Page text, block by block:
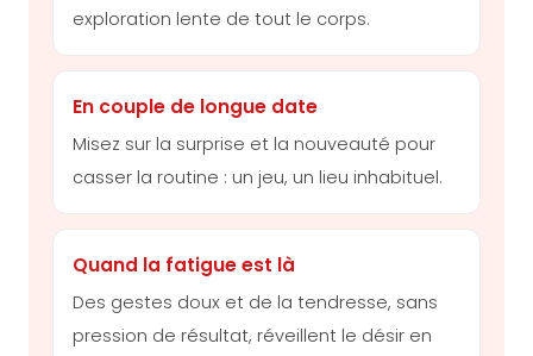
exploration lente de tout le corps.
En couple de longue date
Misez sur la surprise et la nouveauté pour
casser la routine : un jeu, un lieu inhabituel.
Quand la fatigue est là
Des gestes doux et de la tendresse, sans
pression de résultat, réveillent le désir en